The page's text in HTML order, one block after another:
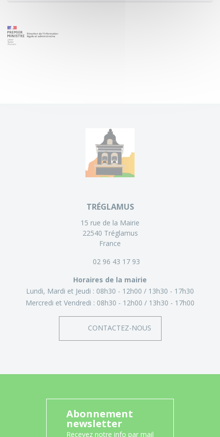
TRÉGLAMUS
15 rue de la Mairie
22540 Tréglamus
France
02 96 43 17 93
Horaires de la mairie
Lundi, Mardi et Jeudi : 08h30 - 12h00
13h30 - 17h30
Mercredi et Vendredi : 08h30 - 12h00 13h30 - 17h00
CONTACTEZ-NOUS
Abonnement
newsletter
Recevez notre info par mail